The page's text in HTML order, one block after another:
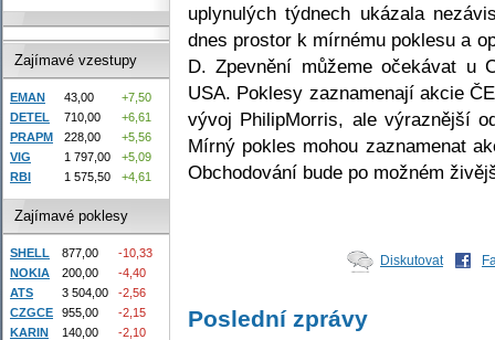
uplynulých týdnech ukázala
dnes prostor k mírnému poklesu a
D. Zpevnění můžeme očekávat
USA. Poklesy zaznamenají akcie
vývoj PhilipMorris, ale výraznější
Mírný pokles mohou zaznamenat
Obchodování bude po možném
Diskutovat
Poslední zprávy
Zajímavé vzestupy
EMAN 43,00
+7,50
DETEL
710,00
+6,61
PRAPM
228,00
+5,56
VIG
1 797,00
+5,09
RBI
1 575,50 +4,61
Zajímavé poklesy
SHELL 877,00
-10,33
NOKIA
200,00
-4,40
ATS
3 504,00
-2,56
CZGCE
955,00
-2,15
KARIN
140,00 -2,10